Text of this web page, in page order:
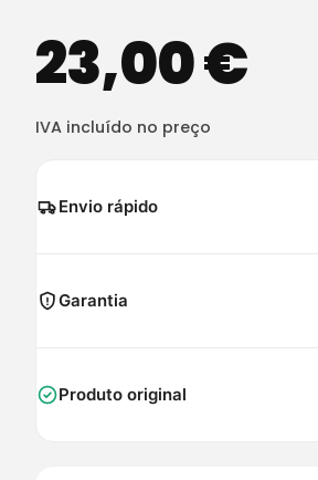
23,00€
IVA incluído no preço
Envio rápido
Garantia
Produto original